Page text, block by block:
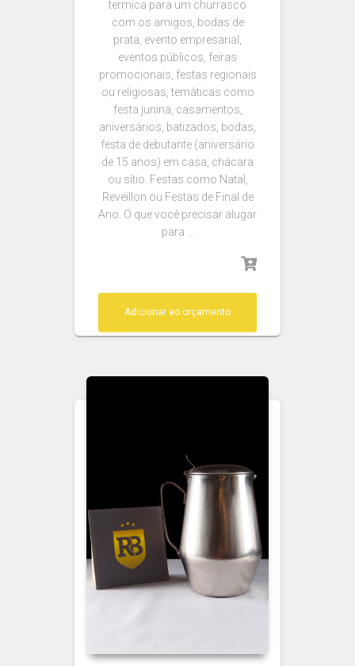
termica para um churrasco
com os amigos, bodas de
prata, evento empresarial,
eventos públicos, feiras
promocionais, festas regionais
ou religiosas, temáticas como
festa junina, casamentos,
aniversários, batizados, bodas,
festa de debutante (aniversário
de 15 anos) em casa, chácara
ou sítio. Festas como Natal,
Reveillon ou Festas de Final de
Ano. O que você precisar alugar
para …
Adicionar ao orçamento